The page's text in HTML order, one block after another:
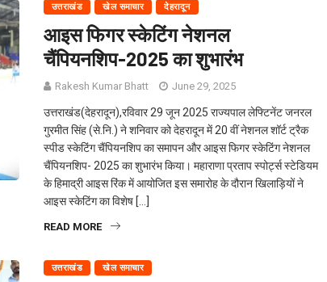
उत्तराखंड खेल समाचार देहरादून
आइस फिगर स्केटिंग नेशनल
चैंपियनशिप-2025 का शुभारंभ
Rakesh Kumar Bhatt June 29, 2025
उत्तराखंड(देहरादून),रविवार 29 जून 2025 राज्यपाल लेफ्टिनेंट जनरल
गुरमीत सिंह (से.नि.) ने शनिवार को देहरादून में 20 वीं नेशनल शॉर्ट ट्रैक
स्पीड स्केटिंग चैंपियनशिप का समापन और आइस फिगर स्केटिंग नेशनल
चैंपियनशिप- 2025 का शुभारंभ किया। महाराणा प्रताप स्पोर्ट्स स्टेडियम
के हिमाद्री आइस रिंक में आयोजित इस समारोह के दौरान खिलाड़ियों ने
आइस स्केटिंग का विशेष […]
READ MORE
उत्तराखंड खेल समाचार